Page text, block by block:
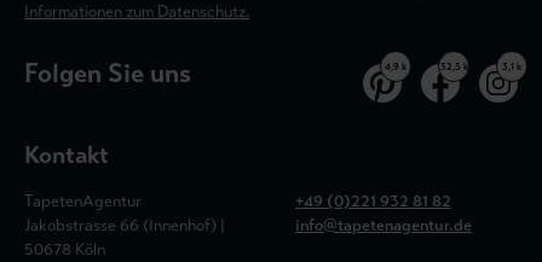
Informationen zum Datenschutz.
Folgen Sie uns 4,9 k 32,5 k 3,1 k
Kontakt
TapetenAgentur
Jakobstrasse 66 (Innenhof) |
50678 Köln
+49 (0)221 932 81 82
info@tapetenagentur.de